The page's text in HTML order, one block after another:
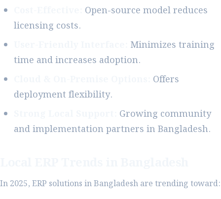
Open-source model reduces
licensing costs.
Minimizes training
time and increases adoption.
Offers
deployment flexibility.
Growing community
and implementation partners in Bangladesh.
In 2025, ERP solutions in Bangladesh are trending toward: